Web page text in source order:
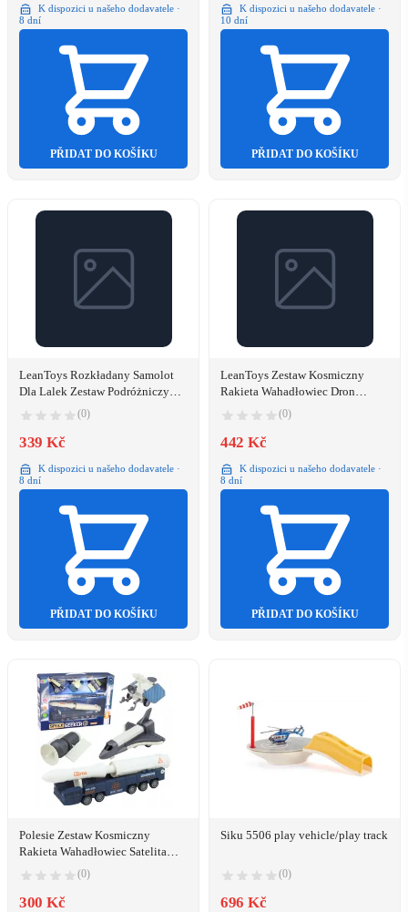
K dispozici u našeho dodavatele ·
8 dní
PŘIDAT DO KOŠÍKU
K dispozici u našeho dodavatele ·
10 dní
PŘIDAT DO KOŠÍKU
LeanToys Rozkładany Samolot
Dla Lalek Zestaw Podróżniczy
Akcesoria Lalka Różowy 9 el.
(0)
339 Kč
K dispozici u našeho dodavatele ·
8 dní
PŘIDAT DO KOŠÍKU
LeanToys Zestaw Kosmiczny
Rakieta Wahadłowiec Dron
Astronauta Satelita Pojazd
(0)
442 Kč
K dispozici u našeho dodavatele ·
8 dní
PŘIDAT DO KOŠÍKU
Polesie Zestaw Kosmiczny
Rakieta Wahadłowiec Satelita
Pojazd Transportowy
(0)
300 Kč
Siku 5506 play vehicle/play track
(0)
696 Kč